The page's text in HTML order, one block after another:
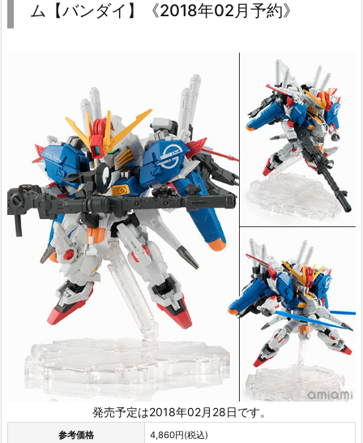
ム【バンダイ】《2018年02月予約》
発売予定は2018年02月28日です。
参考価格 4,860円(税込)